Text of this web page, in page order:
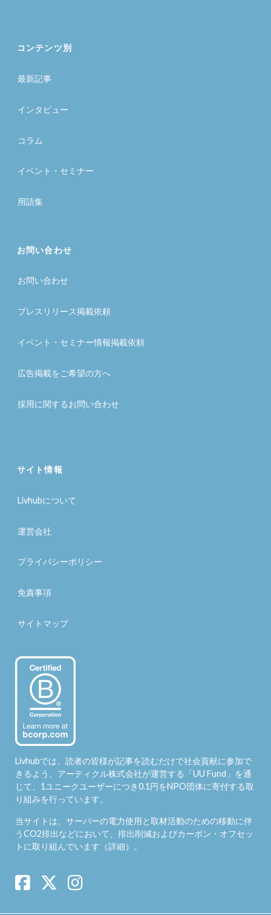
コンテンツ別
最新記事
インタビュー
コラム
イベント・セミナー
用語集
お問い合わせ
お問い合わせ
プレスリリース掲載依頼
イベント・セミナー情報掲載依頼
広告掲載をご希望の方へ
採用に関するお問い合わせ
サイト情報
Livhubについて
運営会社
プライバシーポリシー
免責事項
サイトマップ
Livhubでは、読者の皆様が記事を読むだけで社会貢献に参加で
きるよう、アーティクル株式会社が運営する「UU Fund 」を通
じて、1ユニークユーザーにつき0.1円をNPO団体に寄付する取
り組みを行っています。
当サイトは、サーバーの電力使用と取材活動のための移動に伴
うCO2排出などにおいて、排出削減およびカーボン・オフセッ
トに取り組んでいます（詳細）。